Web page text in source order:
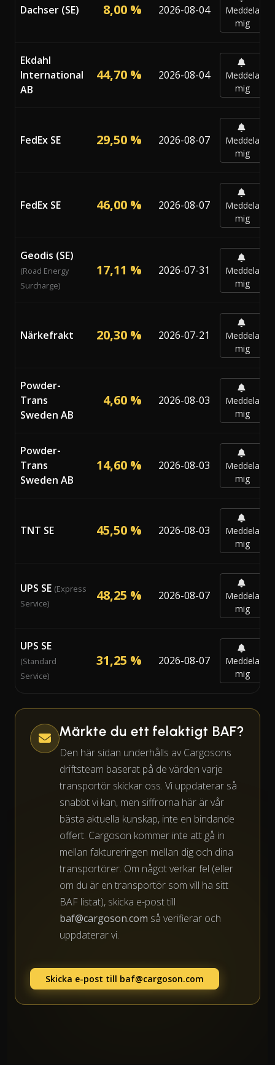
Dachser (SE) 8,00 % 2026-08-04
Meddela
mig
Ekdahl
International
AB
44,70 % 2026-08-04
Meddela
mig
FedEx SE 29,50 % 2026-08-07
Meddela
mig
FedEx SE 46,00 % 2026-08-07
Meddela
mig
Geodis (SE)
(Road Energy
Surcharge)
17,11 % 2026-07-31
Meddela
mig
Närkefrakt 20,30 % 2026-07-21
Meddela
mig
Powder-
Trans
Sweden AB
4,60 % 2026-08-03
Meddela
mig
Powder-
Trans
Sweden AB
14,60 % 2026-08-03
Meddela
mig
TNT SE 45,50 % 2026-08-03
Meddela
mig
UPS SE (Express
Service)
48,25 % 2026-08-07
Meddela
mig
UPS SE
(Standard
Service)
31,25 % 2026-08-07
Meddela
mig
Märkte du ett felaktigt BAF?
Den här sidan underhålls av Cargosons
driftsteam baserat på de värden varje
transportör skickar oss. Vi uppdaterar så
snabbt vi kan, men siffrorna här är vår
bästa aktuella kunskap, inte en bindande
offert. Cargoson kommer inte att gå in
mellan faktureringen mellan dig och dina
transportörer. Om något verkar fel (eller
om du är en transportör som vill ha sitt
BAF listat), skicka e-post till
baf@cargoson.com så verifierar och
uppdaterar vi.
Skicka e-post till baf@cargoson.com